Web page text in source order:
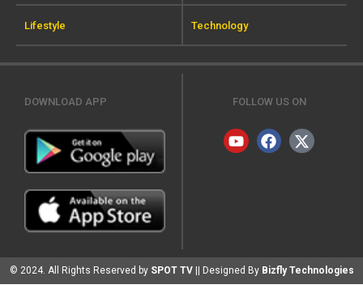
Lifestyle Technology
DOWNLOAD APP FOLLOW US ON
© 2024. All Rights Reserved by SPOT TV || Designed By Bizfly Technologies